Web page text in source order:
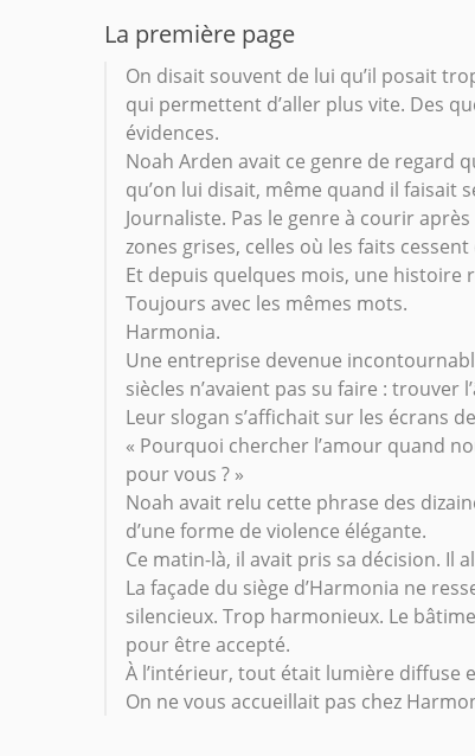
La première page
On disait souvent de lui qu’il posait
qui permettent d’aller plus vite. Des
évidences.
Noah Arden avait ce genre de regard
qu’on lui disait, même quand il faisait
Journaliste. Pas le genre à courir
zones grises, celles où les faits
Et depuis quelques mois, une histoire
Toujours avec les mêmes mots.
Harmonia.
Une entreprise devenue
siècles n’avaient pas su faire : trouver
Leur slogan s’affichait sur les écrans
« Pourquoi chercher l’amour quand
pour vous ? »
Noah avait relu cette phrase des
d’une forme de violence élégante.
Ce matin-là, il avait pris sa décision. Il
La façade du siège d’Harmonia ne
silencieux. Trop harmonieux. Le
pour être accepté.
À l’intérieur, tout était lumière diffuse
On ne vous accueillait pas chez